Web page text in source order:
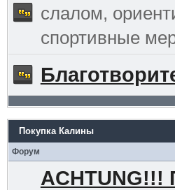
слалом,
спортивные
Покупка Калины
Форум